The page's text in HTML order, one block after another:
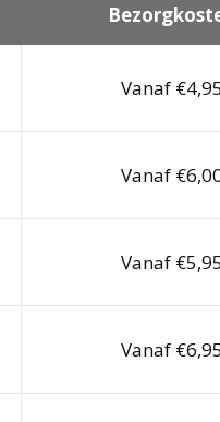
Vanaf €4,95
Vanaf
Vanaf €5,95
Vanaf €6,95